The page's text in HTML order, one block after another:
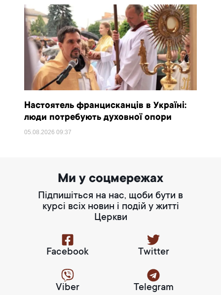
Настоятель францисканців в Україні:
люди потребують духовної опори
05.08.202609:37
Ми у соцмережах
Підпишіться на нас, щоби бути в
курсі всіх новин і подій у житті
Церкви
Facebook Twitter
Viber Telegram